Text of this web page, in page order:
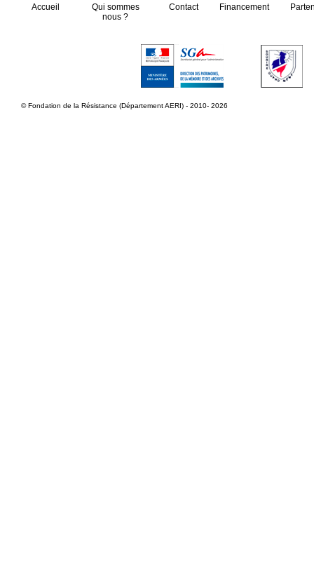
Accueil
Qui sommes
nous ?
Contact Financement
© Fondation de la Résistance (Département AERI) - 2010- 2026